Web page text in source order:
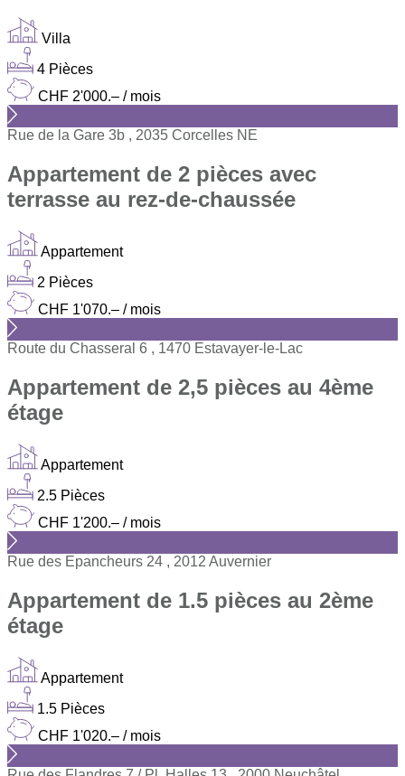
Villa
4 Pièces
CHF 2'000.– / mois
Rue de la Gare 3b , 2035 Corcelles NE
Appartement de 2 pièces avec
terrasse au rez-de-chaussée
Appartement
2 Pièces
CHF 1'070.– / mois
Route du Chasseral 6 , 1470 Estavayer-le-Lac
Appartement de 2,5 pièces au 4ème
étage
Appartement
2.5 Pièces
CHF 1'200.– / mois
Rue des Epancheurs 24 , 2012 Auvernier
Appartement de 1.5 pièces au 2ème
étage
Appartement
1.5 Pièces
CHF 1'020.– / mois